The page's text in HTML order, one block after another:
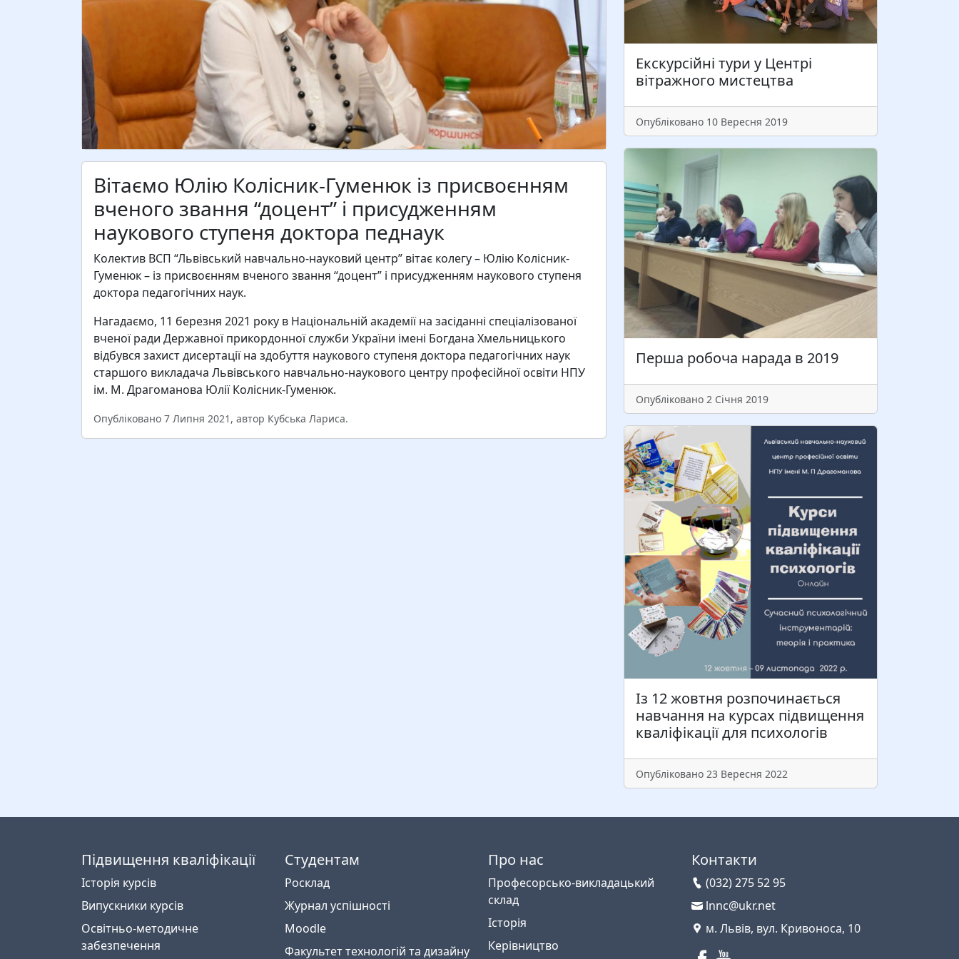
Вітаємо Юлію Колісник-Гуменюк із присвоєнням
вченого звання “доцент” і присудженням
наукового ступеня доктора педнаук
Колектив ВСП “Львівський навчально-науковий центр” вітає колегу – Юлію Колісник-
Гуменюк – із присвоєнням вченого звання “доцент” і присудженням наукового ступеня
доктора педагогічних наук.
Нагадаємо, 11 березня 2021 року в Національній академії на засіданні спеціалізованої
вченої ради Державної прикордонної служби України імені Богдана Хмельницького
відбувся захист дисертації на здобуття наукового ступеня доктора педагогічних наук
старшого викладача Львівського навчально-наукового центру професійної освіти НПУ
ім. М. Драгоманова Юлії Колісник-Гуменюк.
Опубліковано 7 Липня 2021, автор Кубська Лариса.
Екскурсійні тури у Центрі
вітражного мистецтва
Опубліковано 10 Вересня 2019
Читати більше
Перша робоча нарада в 2019
Опубліковано 2 Січня 2019
Курси підвищення кваліфікації психологів
і соціальних педагогів (30 год.) 12 жовтня
– 09 листопада 2022 р. Видається
свідоцтво про підвищення кваліфікації
Тема: «Сучасний психологічний
інструментарій: теорія і практика». У
програмі курсів:…
Читати більше
Із 12 жовтня розпочинається
навчання на курсах підвищення
кваліфікації для психологів
Опубліковано 23 Вересня 2022
Підвищення кваліфікації
Історія курсів
Випускники курсів
Освітньо-методичне
забезпечення
Студентам
Росклад
Журнал успішності
Moodle
Факультет технологій та дизайну
Про нас
Професорсько-викладацький
склад
Історія
Керівництво
Контакти
(032) 275 52 95
lnnc@ukr.net
м. Львів, вул. Кривоноса, 10